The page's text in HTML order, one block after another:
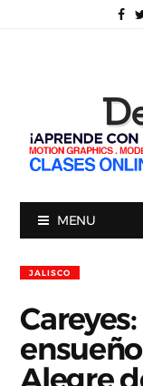
MENU
JALISCO
Alegre